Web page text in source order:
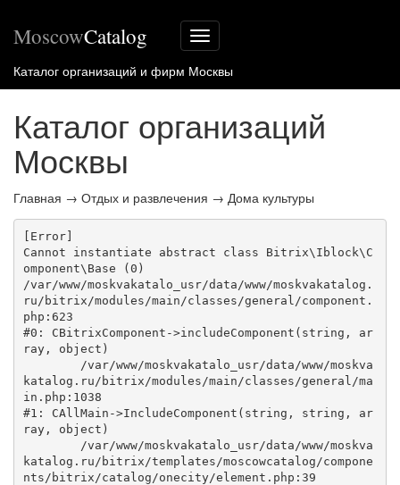
Меню
сайта
MoscowCatalog
Каталог организаций и фирм Москвы
Каталог организаций
Москвы
Главная → Отдых и развлечения → Дома культуры
[Error]
Cannot instantiate abstract class Bitrix\Iblock\C
omponent\Base (0)
/var/www/moskvakatalo_usr/data/www/moskvakatalog.
ru/bitrix/modules/main/classes/general/component.
php:623
#0: CBitrixComponent->includeComponent(string, ar
ray, object)
katalog.ru/bitrix/modules/main/classes/general/ma
in.php:1038
#1: CAllMain->IncludeComponent(string, string, ar
ray, object)
katalog.ru/bitrix/templates/moscowcatalog/compone
nts/bitrix/catalog/onecity/element.php:39